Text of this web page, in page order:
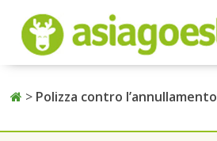
> Polizza contro l’annullamento